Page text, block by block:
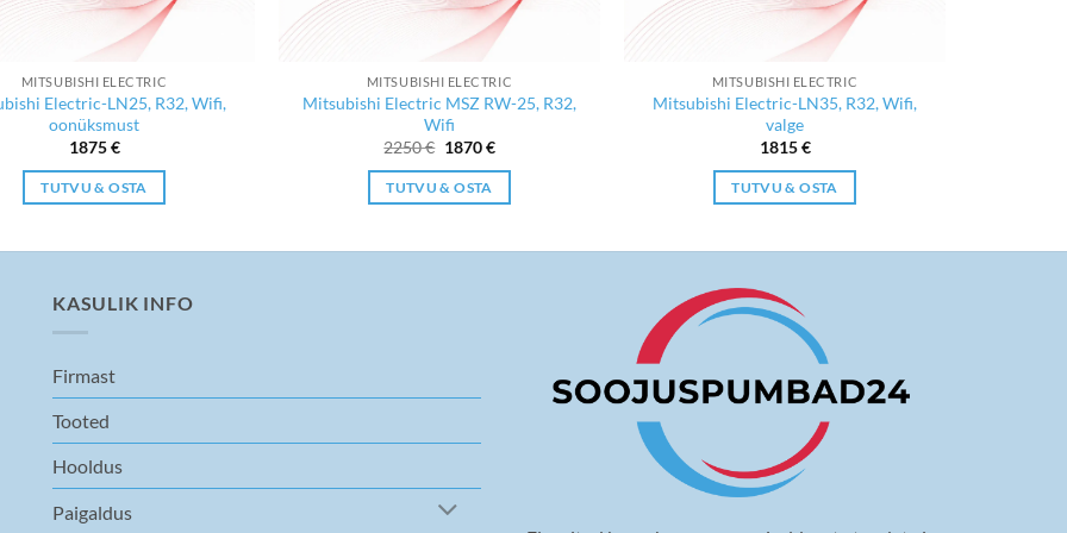
MITSUBISHI ELECTRIC
Electric-LN25, R32, Wifi,
oonüksmust
1875€
TUTVU & OSTA
MITSUBISHI ELECTRIC
Mitsubishi Electric MSZ RW-25, R32,
Wifi
2250€ Algne
oli:
2250 €.
1870€Current
is:
TUTVU & OSTA
MITSUBISHI ELECTRIC
Mitsubishi Electric-LN35, R32, Wifi,
valge
1815€
TUTVU & OSTA
KASULIK INFO
Firmast
Tooted
Hooldus
Paigaldus